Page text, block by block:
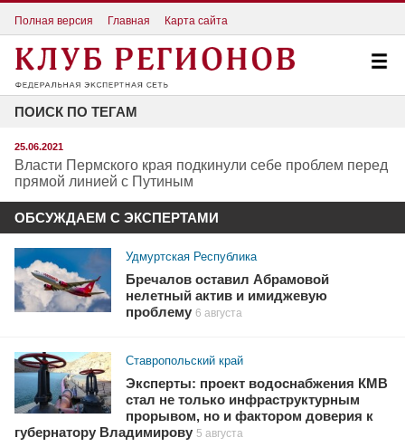
Полная версия Главная Карта сайта
ПОИСК ПО ТЕГАМ
25.06.2021
Власти Пермского края подкинули себе проблем перед
прямой линией с Путиным
ОБСУЖДАЕМ С ЭКСПЕРТАМИ
Удмуртская Республика
Бречалов оставил Абрамовой
нелетный актив и имиджевую
проблему 6 августа
Ставропольский край
Эксперты: проект водоснабжения КМВ
стал не только инфраструктурным
прорывом, но и фактором доверия к
губернатору Владимирову 5 августа